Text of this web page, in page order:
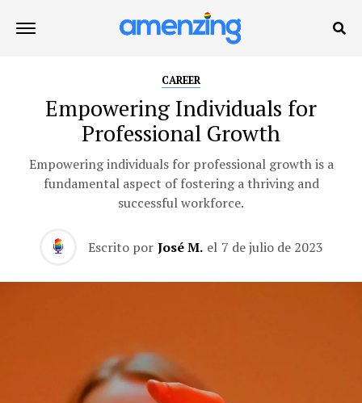
CAREER
Empowering Individuals for
Professional Growth
Empowering individuals for professional growth is a
fundamental aspect of fostering a thriving and
successful workforce.
Escrito por José M. el 7 de julio de 2023